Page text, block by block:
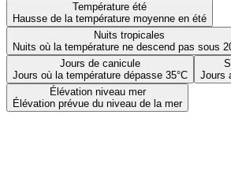
Température été
Hausse de la température moyenne en été
Nuits tropicales
Nuits où la température ne descend pas sous
Jours de canicule
Jours où la température dépasse 35°C
Jours
Élévation niveau mer
Élévation prévue du niveau de la mer